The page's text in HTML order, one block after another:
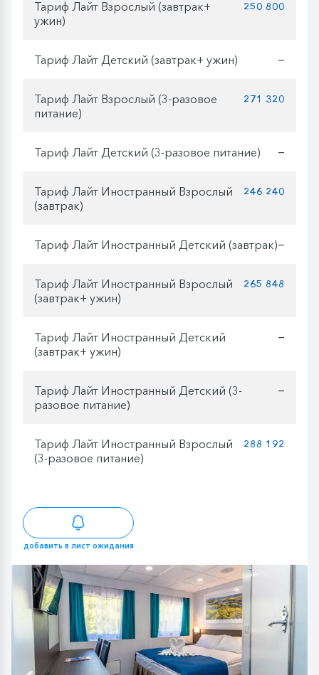
Тариф Лайт Взрослый (завтрак+
ужин)
250 800
Тариф Лайт Детский (завтрак+ ужин) —
Тариф Лайт Взрослый (3-разовое
питание)
271 320
Тариф Лайт Детский (3-разовое питание) —
Тариф Лайт Иностранный Взрослый
(завтрак)
246 240
Тариф Лайт Иностранный Детский (завтрак)—
Тариф Лайт Иностранный Взрослый
(завтрак+ ужин)
265 848
Тариф Лайт Иностранный Детский
(завтрак+ ужин)
—
Тариф Лайт Иностранный Детский (3-
разовое питание)
—
Тариф Лайт Иностранный Взрослый
(3-разовое питание)
288 192
добавить в лист ожидания